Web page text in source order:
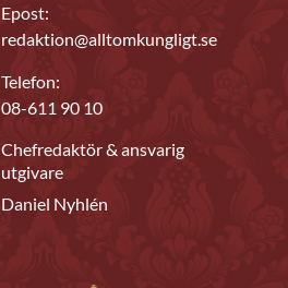
Epost:
redaktion@alltomkungligt.se
Telefon:
08-611 90 10
Chefredaktör & ansvarig
utgivare
Daniel Nyhlén